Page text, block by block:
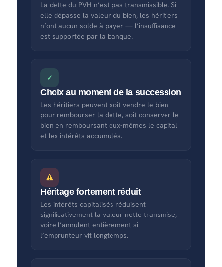
La dette du PVH n’est pas transmissible. Si
elle dépasse la valeur du bien, les héritiers
n’ont aucun solde à payer — l’insuffisance
est supportée par la banque.
✓
Choix au moment de la succession
Les héritiers peuvent soit vendre le bien
pour rembourser la dette, soit conserver le
bien en remboursant eux-mêmes le capital
et les intérêts accumulés.
Héritage fortement réduit
Les intérêts capitalisés réduisent
significativement la valeur nette transmise,
voire l’annulent entièrement si
l’emprunteur vit longtemps.